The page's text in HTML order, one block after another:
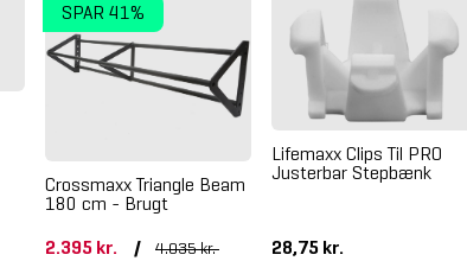
SPAR 41%
Crossmaxx Triangle Beam
180 cm - Brugt
2.395 kr.
/ 4.035 kr.
Lifemaxx Clips Til PRO
Justerbar Stepbænk
28,75 kr.